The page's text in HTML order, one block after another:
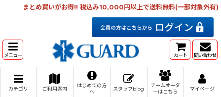
まとめ買いがお得!! 税込み10,000円以上で送料無料(一部対象外有)
メニュー カート 問い合わせ
カテゴリ ご利用案内
はじめての方
へ
スタッフblog
チームオーダ
ーはこちら
マイページ